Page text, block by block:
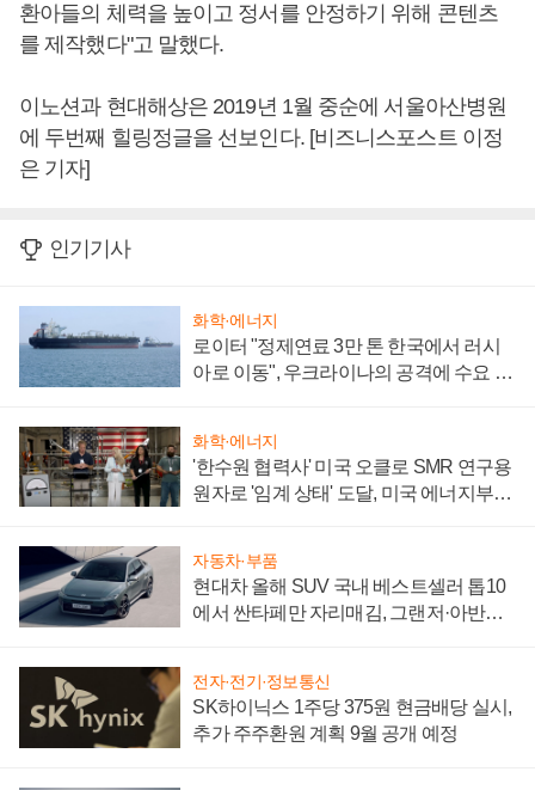
환아들의 체력을 높이고 정서를 안정하기 위해 콘텐츠
를 제작했다"고 말했다.
이노션과 현대해상은 2019년 1월 중순에 서울아산병원
에 두번째 힐링정글을 선보인다. [비즈니스포스트 이정
은 기자]
인기기사
화학·에너지
로이터 "정제연료 3만 톤 한국에서 러시
아로 이동", 우크라이나의 공격에 수요 늘
화학·에너지
'한수원 협력사' 미국 오클로 SMR 연구용
원자로 '임계 상태' 도달, 미국 에너지부
자동차·부품
현대차 올해 SUV 국내 베스트셀러 톱10
에서 싼타페만 자리매김, 그랜저·아반떼
전자·전기·정보통신
SK하이닉스 1주당 375원 현금배당 실시,
추가 주주환원 계획 9월 공개 예정